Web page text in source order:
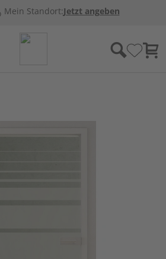
Mein Standort:Jetzt angeben